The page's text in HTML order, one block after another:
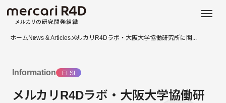
ホーム News & ArticlesメルカリR4Dラボ・大阪大学協働研究所に関...
Information ELSI
メルカリR4Dラボ・大阪大学協働研